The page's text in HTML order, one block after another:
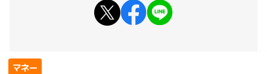
マネー